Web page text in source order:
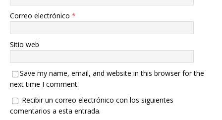
Correo electrónico *
Sitio web
Save my name, email, and website in this browser for the
next time I comment.
Recibir un correo electrónico con los siguientes
comentarios a esta entrada.